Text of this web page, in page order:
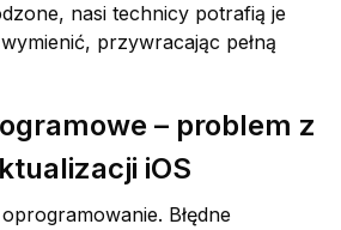
nasi technicy potrafią je
przywracając pełną
– problem z
iOS
Błędne